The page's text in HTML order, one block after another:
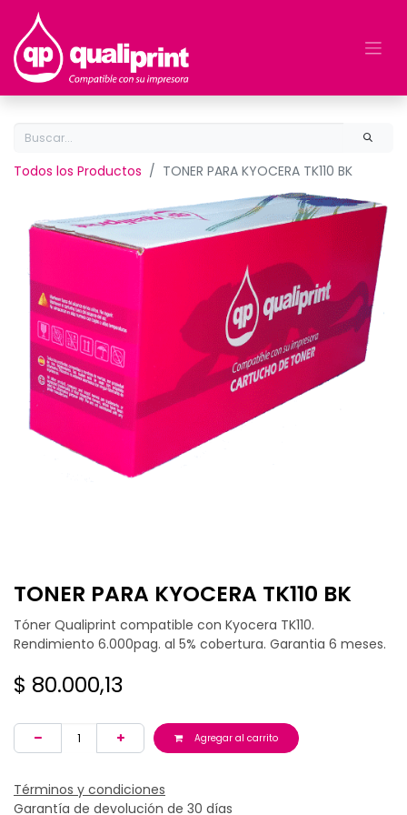
Todos los Productos TONER PARA KYOCERA TK110 BK
TONER PARA KYOCERA TK110 BK
Tóner Qualiprint compatible con Kyocera TK110.
Rendimiento 6.000pag. al 5% cobertura. Garantia 6 meses.
$ 80.000,13
Agregar al carrito
Términos y condiciones
Garantía de devolución de 30 días